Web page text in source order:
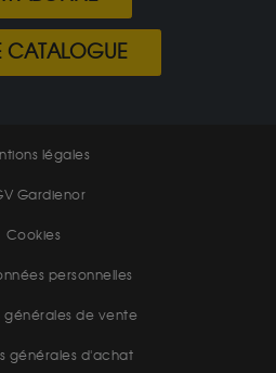
CATALOGUE
légales
Gardienor
Cookies
personnelles
générales de vente
générales d'achat